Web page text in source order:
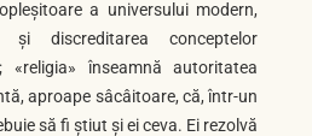
a universului modern,
și discreditarea conceptelor
«religia» înseamnă autoritatea
aproape sâcâitoare, că, într-un
să fi știut și ei ceva. Ei rezolvă